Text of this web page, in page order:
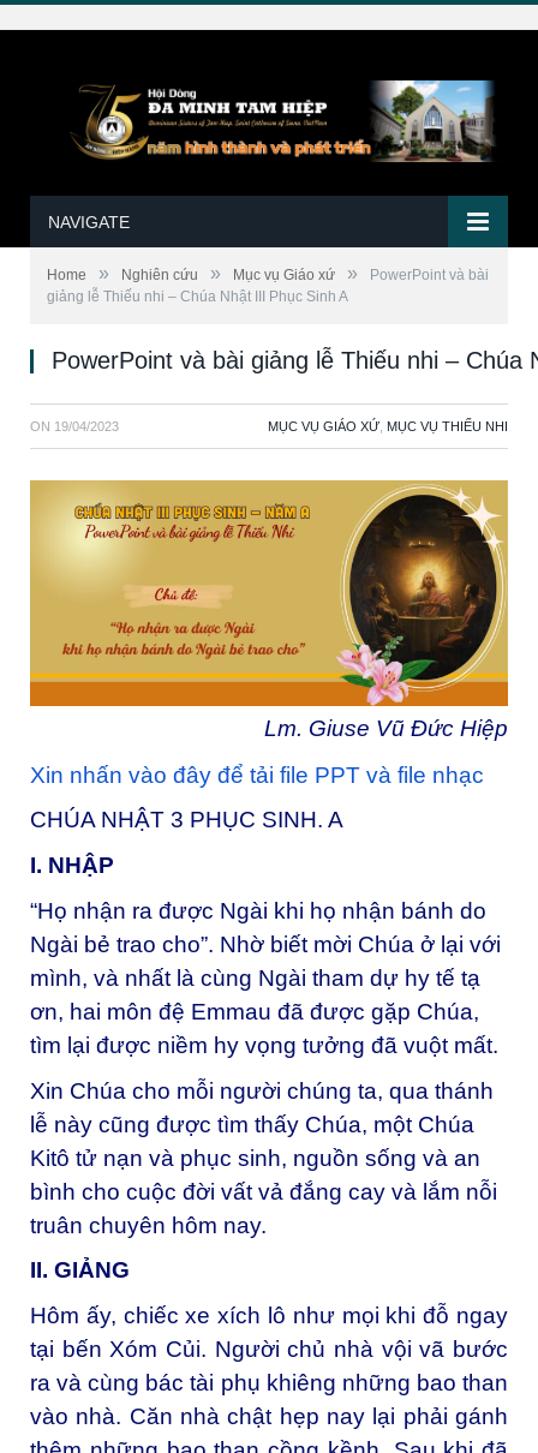
NAVIGATE
Home » Nghiên cứu » Mục vụ Giáo xứ »
PowerPoint và bài
giảng lễ Thiếu nhi – Chúa Nhật III Phục Sinh A
PowerPoint và bài giảng lễ Thiếu nhi – Chúa
ON 19/04/2023 MỤC VỤ GIÁO XỨ MỤC VỤ THIẾU NHI
Lm. Giuse Vũ Đức Hiệp
Xin nhấn vào đây để tải file PPT và file nhạc
CHÚA NHẬT 3 PHỤC SINH. A
I. NHẬP
“Họ nhận ra được Ngài khi họ nhận bánh do
Ngài bẻ trao cho”. Nhờ biết mời Chúa ở lại với
mình, và nhất là cùng Ngài tham dự hy tế tạ
ơn, hai môn đệ Emmau đã được gặp Chúa,
tìm lại được niềm hy vọng tưởng đã vuột mất.
Xin Chúa cho mỗi người chúng ta, qua thánh
lễ này cũng được tìm thấy Chúa, một Chúa
Kitô tử nạn và phục sinh, nguồn sống và an
bình cho cuộc đời vất vả đắng cay và lắm nỗi
truân chuyên hôm nay.
II. GIẢNG
Hôm ấy, chiếc xe xích lô như mọi khi đỗ ngay
tại bến Xóm Củi. Người chủ nhà vội vã bước
ra và cùng bác tài phụ khiêng những bao than
vào nhà. Căn nhà chật hẹp nay lại phải gánh